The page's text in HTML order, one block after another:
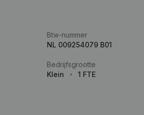
Btw-nummer
NL 009254079 B01
Bedrijfsgrootte
Klein
1 FTE